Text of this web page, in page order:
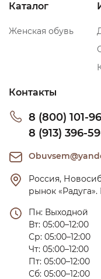
Каталог
Женская обувь
Контакты
8 (800) 101-
8 (913) 396-
Россия,
рынок «Радуга».
Пн: Выходной
Вт: 05:00–12:00
Ср: 05:00–12:00
Чт: 05:00–12:00
Пт: 05:00–12:00
Сб: 05:00–12:00